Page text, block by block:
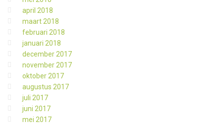
april 2018
maart 2018
februari 2018
januari 2018
december 2017
november 2017
oktober 2017
augustus 2017
juli 2017
juni 2017
mei 2017